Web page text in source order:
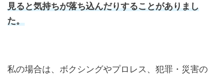
見ると気持ちが落ち込んだりすることがありまし
た。
私の場合は、ボクシングやプロレス、犯罪・災害の